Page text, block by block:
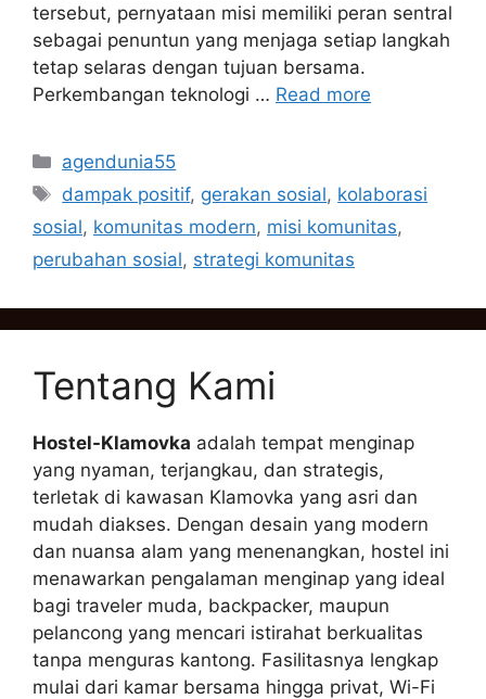
tersebut, pernyataan misi memiliki peran sentral
sebagai penuntun yang menjaga setiap langkah
tetap selaras dengan tujuan bersama.
Perkembangan teknologi … Read more
Categories
agendunia55
Tags
dampak positif, gerakan sosial, kolaborasi
sosial, komunitas modern, misi komunitas,
perubahan sosial, strategi komunitas
Tentang Kami
Hostel-Klamovka adalah tempat menginap
yang nyaman, terjangkau, dan strategis,
terletak di kawasan Klamovka yang asri dan
mudah diakses. Dengan desain yang modern
dan nuansa alam yang menenangkan, hostel ini
menawarkan pengalaman menginap yang ideal
bagi traveler muda, backpacker, maupun
pelancong yang mencari istirahat berkualitas
tanpa menguras kantong. Fasilitasnya lengkap
mulai dari kamar bersama hingga privat, Wi-Fi